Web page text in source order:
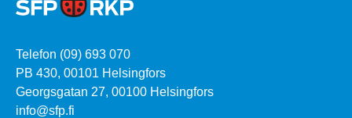
Telefon (09) 693 070
PB 430, 00101 Helsingfors
Georgsgatan 27, 00100 Helsingfors
info@sfp.fi